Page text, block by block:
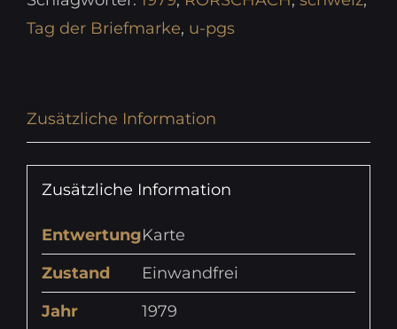
Tag der Briefmarke, u-pgs
Zusätzliche Information
Zusätzliche Information
EntwertungKarte
Zustand
Einwandfrei
Jahr
1979